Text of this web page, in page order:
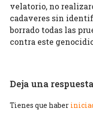
velatorio, no
cadaveres sin
borrado todas las
contra este
Deja una respuesta
Tienes que haber